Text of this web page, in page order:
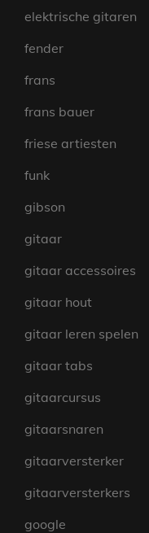
elektrische gitaren
fender
frans
frans bauer
friese artiesten
funk
gibson
gitaar
gitaar accessoires
gitaar hout
gitaar leren spelen
gitaar tabs
gitaarcursus
gitaarsnaren
gitaarversterker
gitaarversterkers
google